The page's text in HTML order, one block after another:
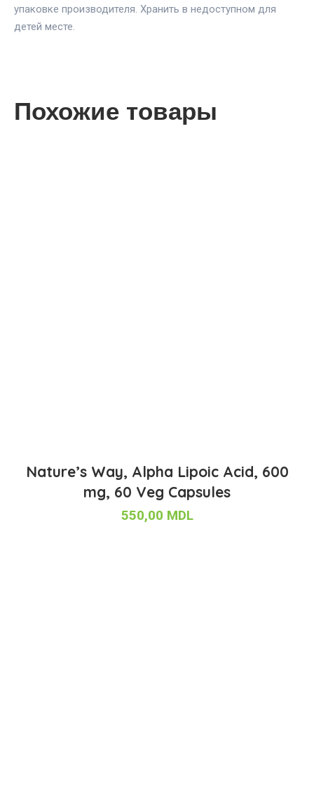
упаковке производителя. Хранить в недоступном для
детей месте.
Похожие товары
Nature’s Way, Alpha Lipoic Acid, 600
mg, 60 Veg Capsules
550,00 MDL